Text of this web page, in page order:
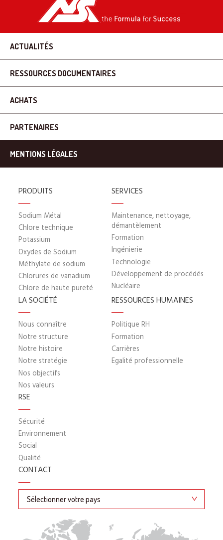
ACTUALITÉS
RESSOURCES DOCUMENTAIRES
ACHATS
PARTENAIRES
MENTIONS LÉGALES
PRODUITS
Sodium Métal
Chlore technique
Potassium
Oxydes de Sodium
Méthylate de sodium
Chlorures de vanadium
Chlore de haute pureté
SERVICES
Maintenance, nettoyage,
démantèlement
Formation
Ingénierie
Technologie
Développement de procédés
Nucléaire
LA SOCIÉTÉ
Nous connaître
Notre structure
Notre histoire
Notre stratégie
Nos objectifs
Nos valeurs
RESSOURCES HUMAINES
Politique RH
Formation
Carrières
Egalité professionnelle
RSE
Sécurité
Environnement
Social
Qualité
CONTACT